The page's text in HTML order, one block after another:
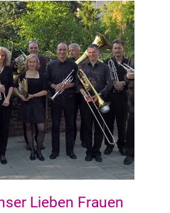
Bürgerpark, Barkhof,
Lieben Frauen